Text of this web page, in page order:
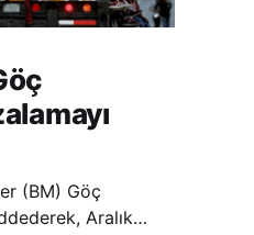
(BM) Göç
Aralık